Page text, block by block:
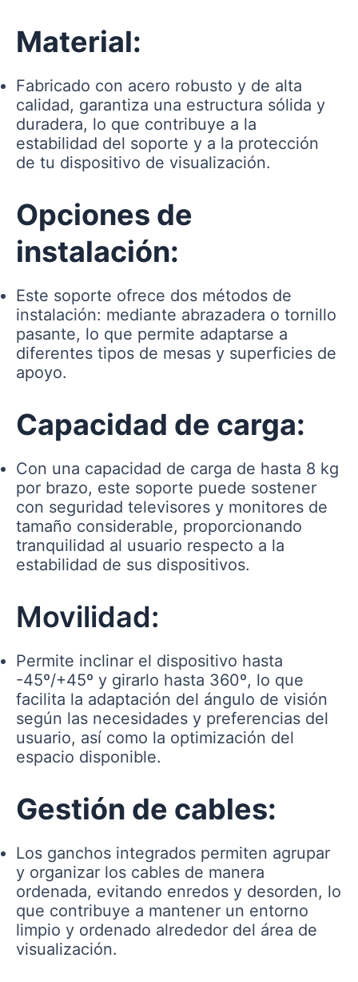
Material:
Fabricado con acero robusto y de alta
calidad, garantiza una estructura sólida y
duradera, lo que contribuye a la
estabilidad del soporte y a la protección
de tu dispositivo de visualización.
Opciones de
instalación:
Este soporte ofrece dos métodos de
instalación: mediante abrazadera o tornillo
pasante, lo que permite adaptarse a
diferentes tipos de mesas y superficies de
apoyo.
Capacidad de carga:
Con una capacidad de carga de hasta 8 kg
por brazo, este soporte puede sostener
con seguridad televisores y monitores de
tamaño considerable, proporcionando
tranquilidad al usuario respecto a la
estabilidad de sus dispositivos.
Movilidad:
Permite inclinar el dispositivo hasta
-45º/+45º y girarlo hasta 360º, lo que
facilita la adaptación del ángulo de visión
según las necesidades y preferencias del
usuario, así como la optimización del
espacio disponible.
Gestión de cables:
Los ganchos integrados permiten agrupar
y organizar los cables de manera
ordenada, evitando enredos y desorden, lo
que contribuye a mantener un entorno
limpio y ordenado alrededor del área de
visualización.